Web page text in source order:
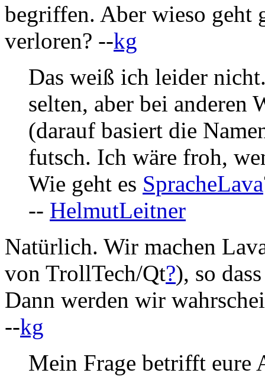
begriffen. Aber wieso geht
verloren? --kg
Das weiß ich leider
selten, aber bei anderen
(darauf basiert die
futsch. Ich wäre froh,
Wie geht es SpracheLava
-- HelmutLeitner
Natürlich. Wir machen
von TrollTech/Qt?), so
Dann werden wir
--kg
Mein Frage betrifft eure